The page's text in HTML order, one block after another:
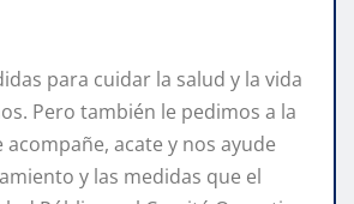
para cuidar la salud y la vida
Pero también le pedimos a la
acate y nos ayude
y las medidas que el